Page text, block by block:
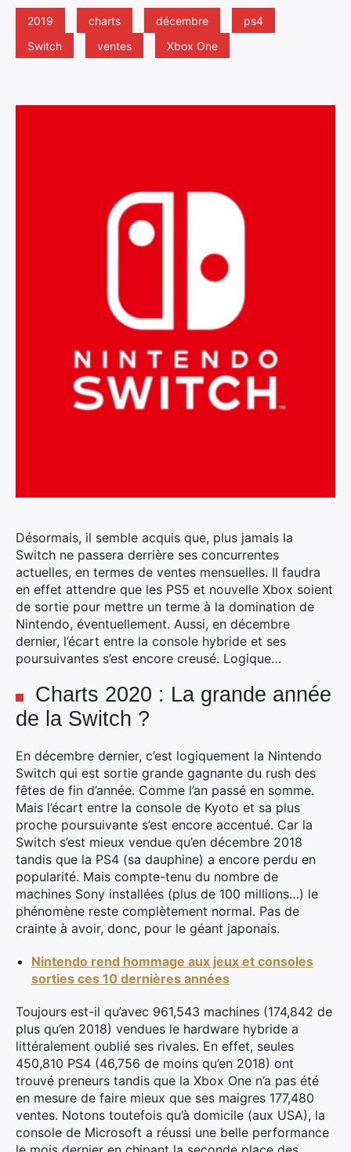
2019 charts décembre
ps4
Switch
ventes Xbox One
Désormais, il semble acquis que, plus jamais la
Switch ne passera derrière ses concurrentes
actuelles, en termes de ventes mensuelles. Il faudra
en effet attendre que les PS5 et nouvelle Xbox soient
de sortie pour mettre un terme à la domination de
Nintendo, éventuellement. Aussi, en décembre
dernier, l’écart entre la console hybride et ses
poursuivantes s’est encore creusé. Logique…
Charts 2020 : La grande année
de la Switch ?
En décembre dernier, c’est logiquement la Nintendo
Switch qui est sortie grande gagnante du rush des
fêtes de fin d’année. Comme l’an passé en somme.
Mais l’écart entre la console de Kyoto et sa plus
proche poursuivante s’est encore accentué. Car la
Switch s’est mieux vendue qu’en décembre 2018
tandis que la PS4 (sa dauphine) a encore perdu en
popularité. Mais compte-tenu du nombre de
machines Sony installées (plus de 100 millions…) le
phénomène reste complètement normal. Pas de
crainte à avoir, donc, pour le géant japonais.
Nintendo rend hommage aux jeux et consoles
sorties ces 10 dernières années
Toujours est-il qu’avec 961,543 machines (174,842 de
plus qu’en 2018) vendues le hardware hybride a
littéralement oublié ses rivales. En effet, seules
450,810 PS4 (46,756 de moins qu’en 2018) ont
trouvé preneurs tandis que la Xbox One n’a pas été
en mesure de faire mieux que ses maigres 177,480
ventes. Notons toutefois qu’à domicile (aux USA), la
console de Microsoft a réussi une belle performance